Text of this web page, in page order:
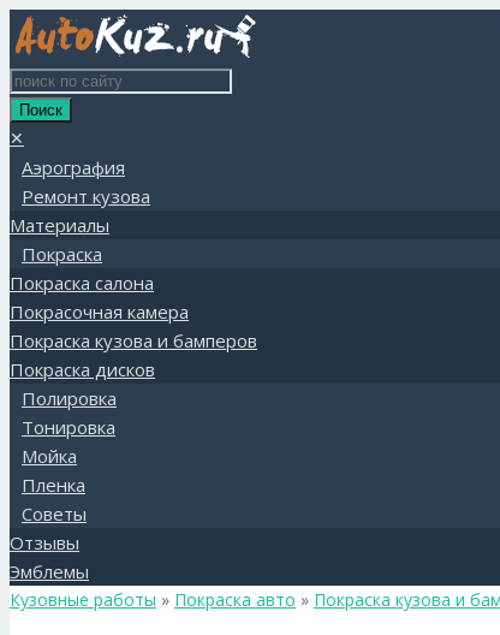
✕
Аэрография
Ремонт кузова
Материалы
Покраска
Покраска салона
Покрасочная камера
Покраска кузова и бамперов
Покраска дисков
Полировка
Тонировка
Мойка
Пленка
Советы
Отзывы
Эмблемы
Кузовные работы » Покраска авто » Покраска кузова и